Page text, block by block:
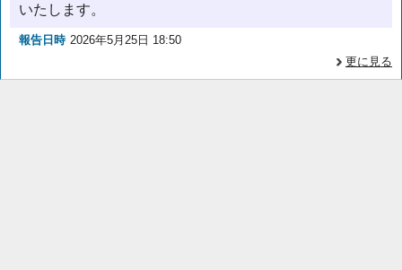
いたします。
報告日時 2026年5月25日 18:50
更に見る